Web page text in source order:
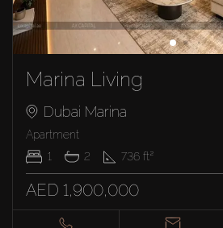
Marina Living
Dubai Marina
Apartment
1
2 736 ft²
AED 1,900,000